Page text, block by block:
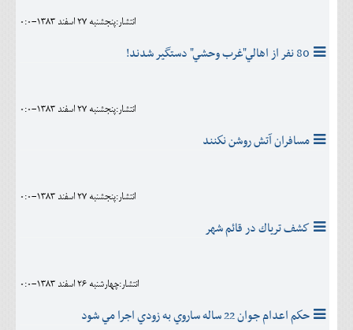
انتشار:پنجشنبه 27 اسفند 1383-0:0
80 نفر از اهالي"غرب وحشي" دستگير شدند!
انتشار:پنجشنبه 27 اسفند 1383-0:0
مسافران آتش روشن نكنند
انتشار:پنجشنبه 27 اسفند 1383-0:0
كشف ترياك در قائم شهر
انتشار:چهارشنبه 26 اسفند 1383-0:0
حكم اعدام جوان 22 ساله ساروي به زودي اجرا مي شود